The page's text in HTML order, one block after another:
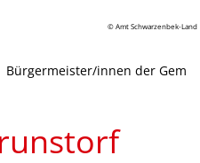
© Amt Schwarzenbek-Land
Bürgermeister/innen der